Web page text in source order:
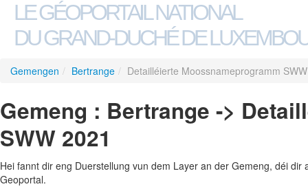
LE GÉOPORTAIL NATIONAL
DU GRAND-DUCHÉ DE
Gemengen / Bertrange / Detailléierte Moossnameprogramm
Gemeng : Bertrange ->
SWW 2021
Hei fannt dir eng Duerstellung vun dem Layer an der Gemeng, déi
Geoportal.